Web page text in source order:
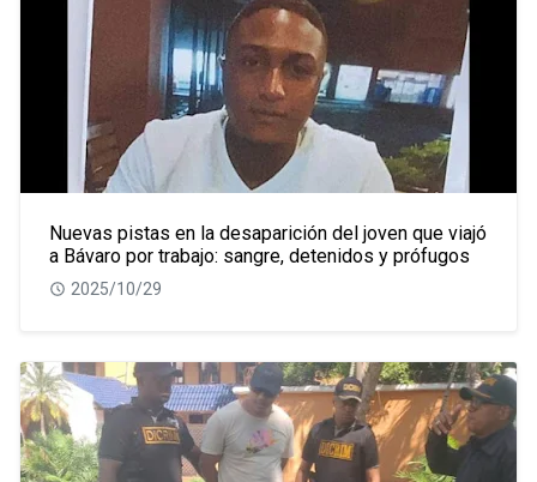
Nuevas pistas en la desaparición del joven que viajó
a Bávaro por trabajo: sangre, detenidos y prófugos
2025/10/29